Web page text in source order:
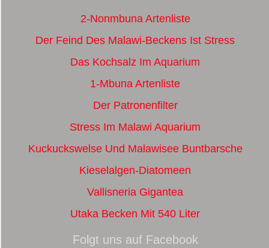
2-Nonmbuna Artenliste
Der Feind Des Malawi-Beckens Ist Stress
Das Kochsalz Im Aquarium
1-Mbuna Artenliste
Der Patronenfilter
Stress Im Malawi Aquarium
Kuckuckswelse Und Malawisee Buntbarsche
Kieselalgen-Diatomeen
Vallisneria Gigantea
Utaka Becken Mit 540 Liter
Folgt uns auf Facebook